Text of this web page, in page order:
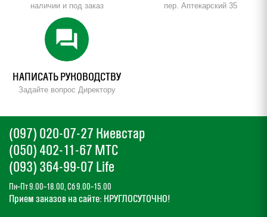
наличии и под заказ
пер. Аптекарский 35
forum
НАПИСАТЬ РУКОВОДСТВУ
Задайте вопрос Директору
(097) 020-07-27 Киевстар
(050) 402-11-67 МТС
(093) 364-99-07 Life
Пн–Пт 9.00–18.00, Сб 9.00–15.00
Прием заказов на сайте: КРУГЛОСУТОЧНО!